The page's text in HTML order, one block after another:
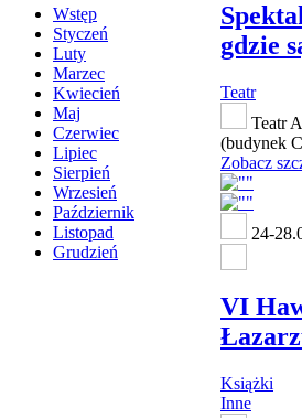
Wstęp
Styczeń
Luty
Marzec
Kwiecień
Maj
Czerwiec
Lipiec
Sierpień
Wrzesień
Październik
Listopad
Grudzień
gdzie
Teatr
Teatr
(budynek
Zobacz
24-
VI
Książki
Inne